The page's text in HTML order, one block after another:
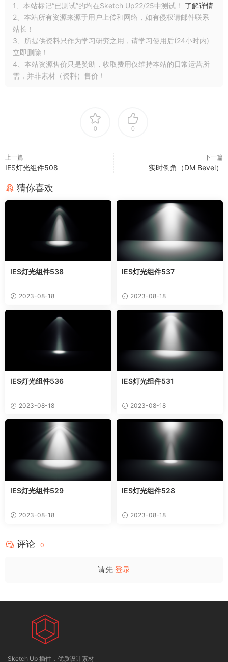
1、本站标记“已测试”的均在Sketch Up22/25中测试！ 了解详情
2、本站所有资源来源于用户上传和网络，如有侵权请邮件联系
站长！
3、所提供资料只作为学习研究之用，请学习使用后(24小时内)
立即删除！
4、本站资源售价只是赞助，收取费用仅维持本站的日常运营所
需，并非素材（资料）售价！
0 0
上一篇
IES灯光组件508
下一篇
实时倒角（DM Bevel）
猜你喜欢
IES灯光组件538
2023-08-18
IES灯光组件537
2023-08-18
IES灯光组件536
2023-08-18
IES灯光组件531
2023-08-18
IES灯光组件529
2023-08-18
IES灯光组件528
2023-08-18
评论 0
请先 登录
Sketch Up 插件，优质设计素材